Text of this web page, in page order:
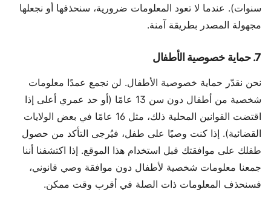
سنوات). عندما لا تعود المعلومات ضرورية، سنحذفها أو نجعلها
مجهولة المصدر بطريقة آمنة.
7. حماية خصوصية الأطفال
نحن نقدّر حماية خصوصية الأطفال. لن نجمع عمدًا معلومات
شخصية من أطفال دون سن 13 عامًا (أو حد عمري أعلى إذا
اقتضت القوانين المحلية ذلك، مثل 16 عامًا في بعض الولايات
القضائية). إذا كنت وصيًا على طفل، فيُرجى التأكد من حصول
طفلك على موافقتك قبل استخدام هذا الموقع. إذا اكتشفنا أننا
جمعنا معلومات شخصية لأطفال دون موافقة وصي قانوني،
فسنحذف المعلومات ذات الصلة في أقرب وقت ممكن.